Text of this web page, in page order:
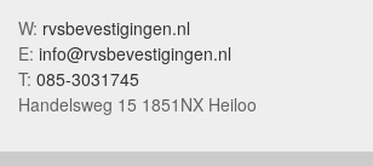
W: rvsbevestigingen.nl
E: info@rvsbevestigingen.nl
T: 085-3031745
Handelsweg 15 1851NX Heiloo